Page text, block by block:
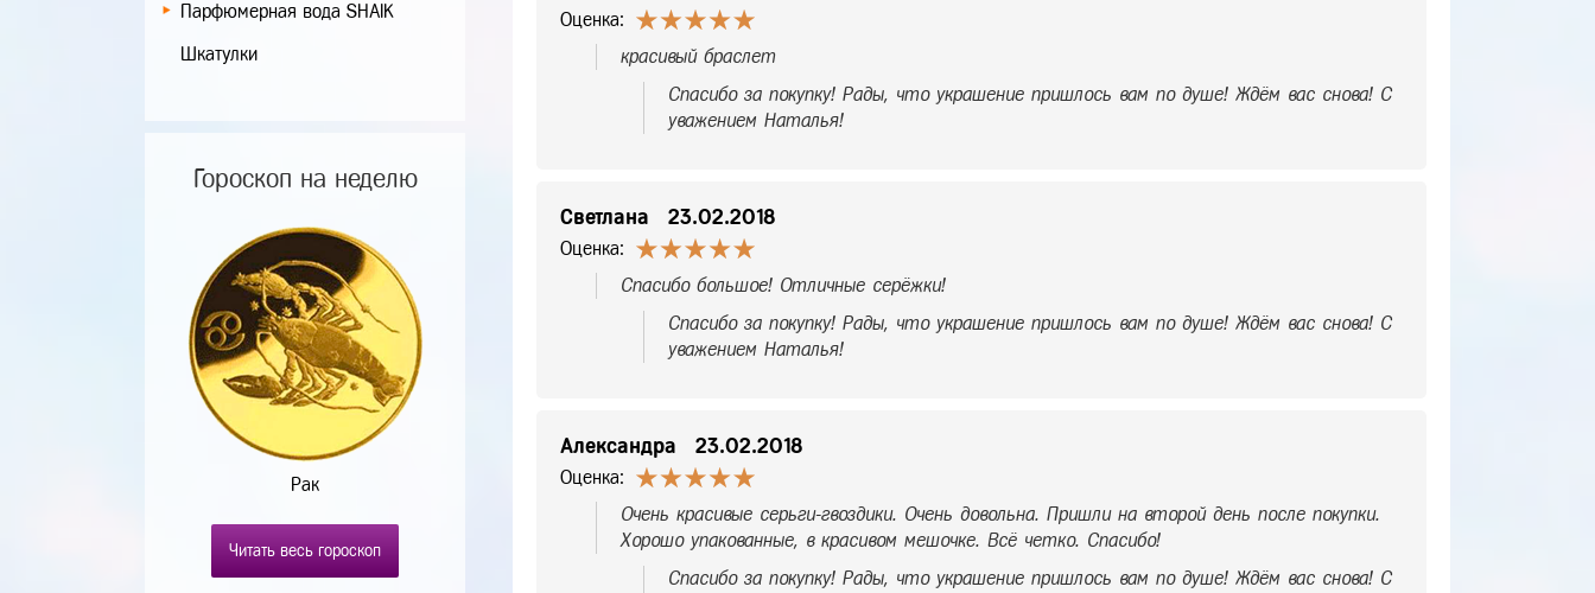
Парфюмерная вода SHAIK
Шкатулки
Гороскоп на неделю
Рак
Читать весь гороскоп
Оценка:
красивый браслет
Спасибо за покупку! Рады, что украшение пришлось вам по душе! Ждём вас снова! С
уважением Наталья!
Светлана 23.02.2018
Оценка:
Спасибо большое! Отличные серёжки!
Спасибо за покупку! Рады, что украшение пришлось вам по душе! Ждём вас снова! С
уважением Наталья!
Александра 23.02.2018
Оценка:
Очень красивые серьги-гвоздики. Очень довольна. Пришли на второй день после покупки.
Хорошо упакованные, в красивом мешочке. Всё четко. Спасибо!
Спасибо за покупку! Рады, что украшение пришлось вам по душе! Ждём вас снова! С